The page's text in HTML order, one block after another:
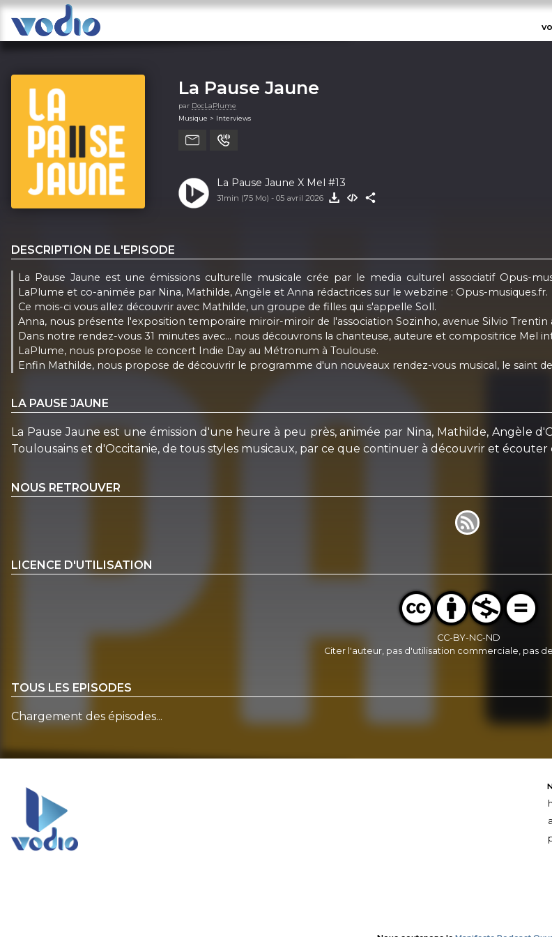
La Pause Jaune
par DocLaPlume
Musique > Interviews
La Pause Jaune X Mel #13
31min (75 Mo) - 05 avril 2026
DESCRIPTION DE L'EPISODE
La Pause Jaune est une émissions culturelle musicale crée par le media culturel associatif Opus-
LaPlume et co-animée par Nina, Mathilde, Angèle et Anna rédactrices sur le webzine : Opus-musiques.fr.
Ce mois-ci vous allez découvrir avec Mathilde, un groupe de filles qui s'appelle Soll.
Anna, nous présente l'exposition temporaire miroir-miroir de l'association Sozinho, avenue Silvio Trentin
Dans notre rendez-vous 31 minutes avec... nous découvrons la chanteuse, auteure et compositrice Mel
LaPlume, nous propose le concert Indie Day au Métronum à Toulouse.
Enfin Mathilde, nous propose de découvrir le programme d'un nouveaux rendez-vous musical, le saint
LA PAUSE JAUNE
La Pause Jaune est une émission d'une heure à peu près, animée par Nina, Mathilde, Angèle
Toulousains et d'Occitanie, de tous styles musicaux, par ce que continuer à découvrir et
NOUS RETROUVER
LICENCE D'UTILISATION
CC-BY-NC-ND
Citer l'auteur, pas d'utilisation commerciale, pas
TOUS LES EPISODES
Chargement des épisodes...